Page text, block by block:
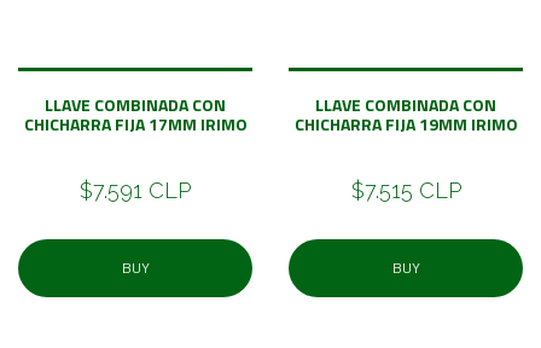
LLAVE COMBINADA CON
CHICHARRA FIJA 17MM IRIMO
$7.591 CLP
BUY
LLAVE COMBINADA CON
CHICHARRA FIJA 19MM IRIMO
$7.515 CLP
BUY